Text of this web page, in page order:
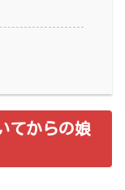
てからの娘